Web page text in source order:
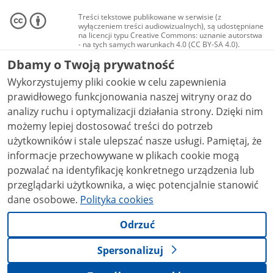
Treści tekstowe publikowane w serwisie (z
wyłączeniem treści audiowizualnych), są udostępniane
na licencji typu Creative Commons: uznanie autorstwa
- na tych samych warunkach 4.0 (CC BY-SA 4.0).
Materiały audiowizualne, w tym zdjęcia, materiały
audio i wideo, są udostępniane na licencji typu
Creative Commons: uznanie autorstwa użycie
niekomercyjne - bez utworów zależnych 4.0 (CC BY-
NC-ND 4.0), o ile nie jest to stwierdzone inaczej.
Dbamy o Twoją prywatność
Wykorzystujemy pliki cookie w celu zapewnienia
prawidłowego funkcjonowania naszej witryny oraz do
analizy ruchu i optymalizacji działania strony. Dzięki nim
możemy lepiej dostosować treści do potrzeb
użytkowników i stale ulepszać nasze usługi. Pamiętaj, że
informacje przechowywane w plikach cookie mogą
pozwalać na identyfikację konkretnego urządzenia lub
przeglądarki użytkownika, a więc potencjalnie stanowić
dane osobowe. Polityka cookies
Odrzuć
Spersonalizuj